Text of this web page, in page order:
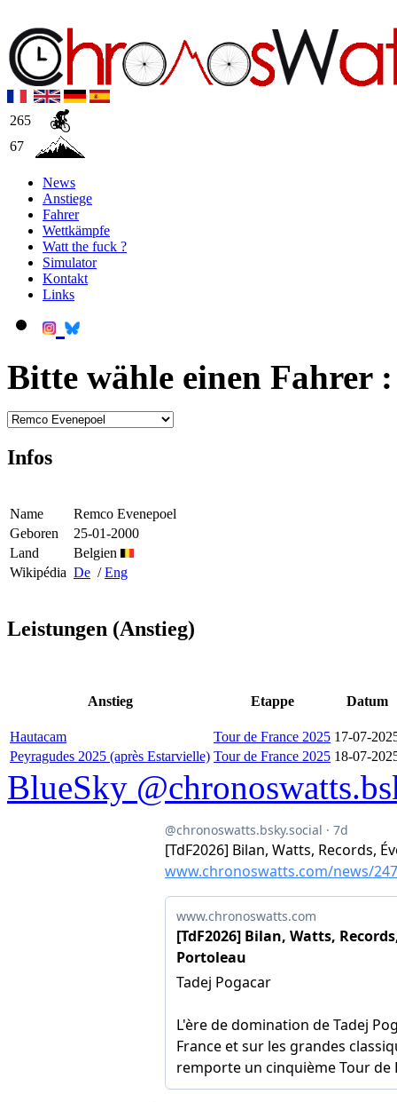
265
67
News
Anstiege
Fahrer
Wettkämpfe
Watt the fuck ?
Simulator
Kontakt
Links
Bitte wähle einen Fahrer :
Infos
Name
Remco Evenepoel
Geboren
25-01-2000
Land
Belgien
Wikipédia De /Eng
Leistungen (Anstieg)
Anstieg Etappe Datum
Hautacam Tour de France 2025 17-07-
Peyragudes 2025 (après Estarvielle) Tour de France 2025 18-07-
BlueSky